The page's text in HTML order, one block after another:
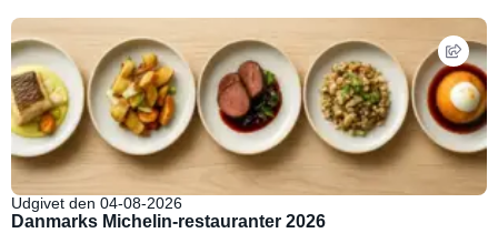
Udgivet den 04-08-2026
Danmarks Michelin-restauranter 2026